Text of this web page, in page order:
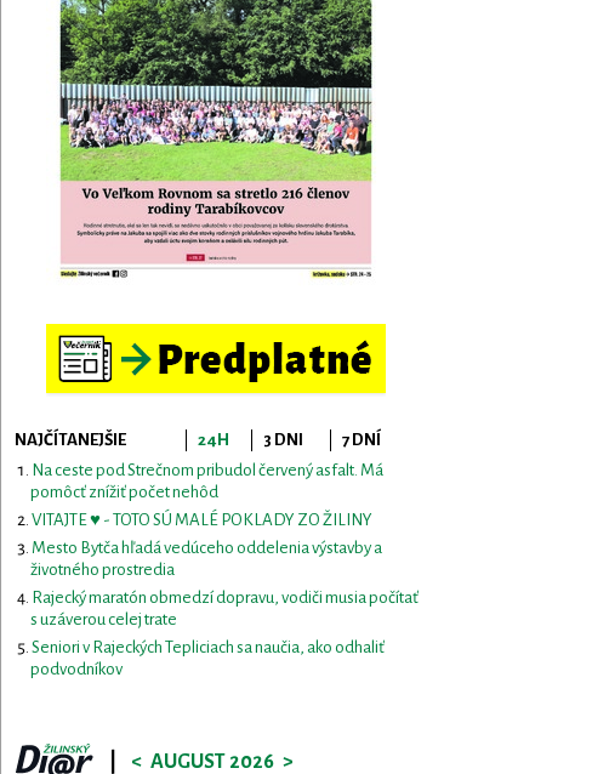
NAJČÍTANEJŠIE 24H 3 DNI
7 DNÍ
Na ceste pod Strečnom pribudol červený asfalt. Má
pomôcť znížiť počet nehôd
VITAJTE ♥ - TOTO SÚ MALÉ POKLADY ZO ŽILINY
Mesto Bytča hľadá vedúceho oddelenia výstavby a
životného prostredia
Rajecký maratón obmedzí dopravu, vodiči musia počítať
s uzáverou celej trate
Seniori v Rajeckých Tepliciach sa naučia, ako odhaliť
podvodníkov
< AUGUST 2026 >